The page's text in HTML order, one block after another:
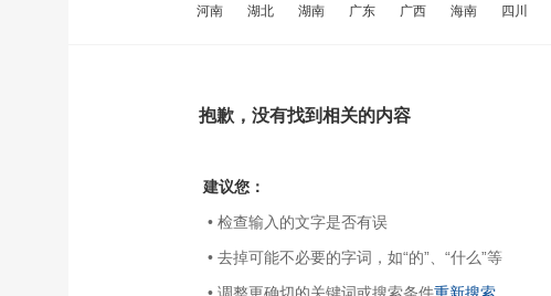
河南
湖北 湖南 广东 广西 海南 四川
抱歉，没有找到相关的内容
建议您：
• 检查输入的文字是否有误
• 去掉可能不必要的字词，如“的”、“什么”等